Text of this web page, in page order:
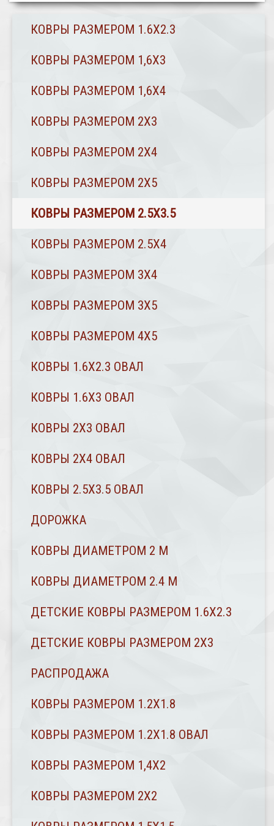
КОВРЫ РАЗМЕРОМ 1.6Х2.3
КОВРЫ РАЗМЕРОМ 1,6Х3
КОВРЫ РАЗМЕРОМ 1,6Х4
КОВРЫ РАЗМЕРОМ 2Х3
КОВРЫ РАЗМЕРОМ 2Х4
КОВРЫ РАЗМЕРОМ 2Х5
КОВРЫ РАЗМЕРОМ 2.5Х3.5
КОВРЫ РАЗМЕРОМ 2.5Х4
КОВРЫ РАЗМЕРОМ 3Х4
КОВРЫ РАЗМЕРОМ 3Х5
КОВРЫ РАЗМЕРОМ 4Х5
КОВРЫ 1.6Х2.3 ОВАЛ
КОВРЫ 1.6Х3 ОВАЛ
КОВРЫ 2X3 ОВАЛ
КОВРЫ 2Х4 ОВАЛ
КОВРЫ 2.5Х3.5 ОВАЛ
ДОРОЖКА
КОВРЫ ДИАМЕТРОМ 2 М
КОВРЫ ДИАМЕТРОМ 2.4 M
ДЕТСКИЕ КОВРЫ РАЗМЕРОМ 1.6Х2.3
ДЕТСКИЕ КОВРЫ РАЗМЕРОМ 2Х3
РАСПРОДАЖА
КОВРЫ РАЗМЕРОМ 1.2Х1.8
КОВРЫ РАЗМЕРОМ 1.2Х1.8 ОВАЛ
КОВРЫ РАЗМЕРОМ 1,4Х2
КОВРЫ РАЗМЕРОМ 2Х2